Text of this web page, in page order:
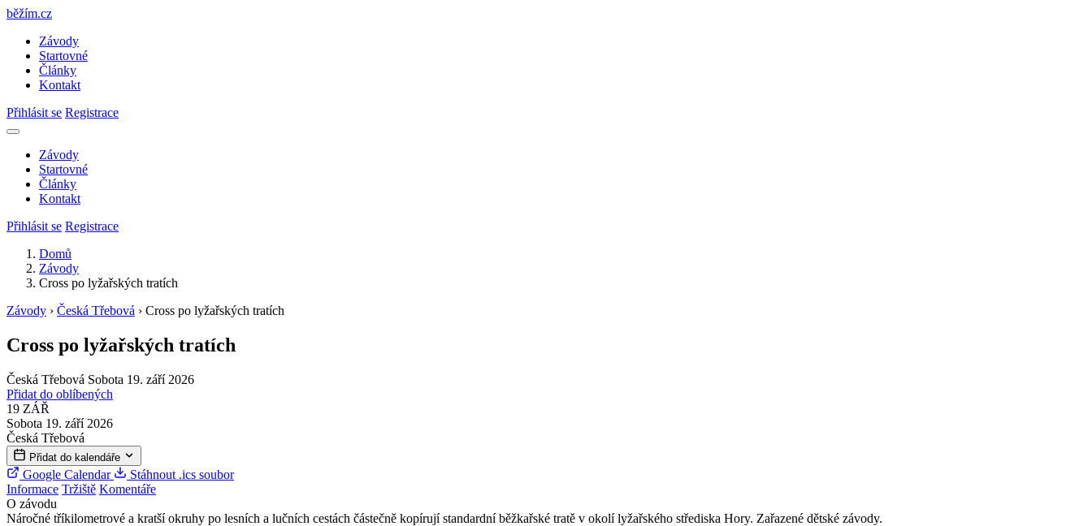
běžím.cz
Závody
Startovné
Články
Kontakt
Přihlásit se Registrace
Závody
Startovné
Články
Kontakt
Přihlásit se Registrace
Domů
Závody
Cross po lyžařských tratích
Závody › Česká Třebová › Cross po lyžařských tratích
Cross po lyžařských tratích
Česká Třebová Sobota 19. září 2026
Přidat do oblíbených
19 ZÁŘ
Sobota 19. září 2026
Česká Třebová
Přidat do kalendáře
Google Calendar
Stáhnout .ics soubor
Informace Tržiště Komentáře
O závodu
Náročné tříkilometrové a kratší okruhy po lesních a lučních cestách částečně kopírují standardní běžkařské tratě v okolí lyžařského střediska Hory. Zařazené dětské závody.